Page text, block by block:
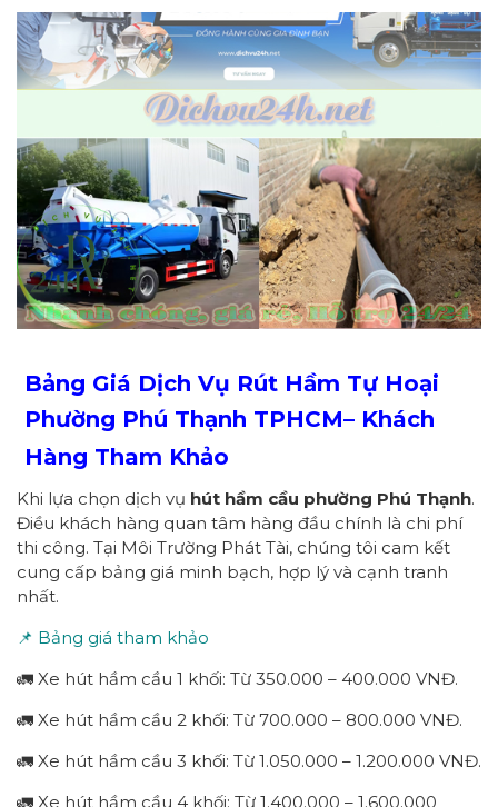
Bảng Giá Dịch Vụ Rút Hầm Tự Hoại
Phường Phú Thạnh TPHCM– Khách
Hàng Tham Khảo
Khi lựa chọn dịch vụ hút hầm cầu phường Phú Thạnh.
Điều khách hàng quan tâm hàng đầu chính là chi phí
thi công. Tại Môi Trường Phát Tài, chúng tôi cam kết
cung cấp bảng giá minh bạch, hợp lý và cạnh tranh
nhất.
📌 Bảng giá tham khảo
🚛 Xe hút hầm cầu 1 khối: Từ 350.000 – 400.000 VNĐ.
🚛 Xe hút hầm cầu 2 khối: Từ 700.000 – 800.000 VNĐ.
🚛 Xe hút hầm cầu 3 khối: Từ 1.050.000 – 1.200.000 VNĐ.
🚛 Xe hút hầm cầu 4 khối: Từ 1.400.000 – 1.600.000